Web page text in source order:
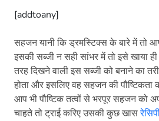
[addtoany]
सहजन यानी कि ड्रमस्टिक्स के बारे में तो
इसकी सब्जी न सही सांभर में तो इसे खाया
तरह दिखने वाली इस सब्जी को बनाने का
होता और इसलिए वह सहजन की पौष्टिकता
आप भी पौष्टिक तत्वों से भरपूर सहजन को
चाहते तो ट्राई करिए उसकी कुछ खास